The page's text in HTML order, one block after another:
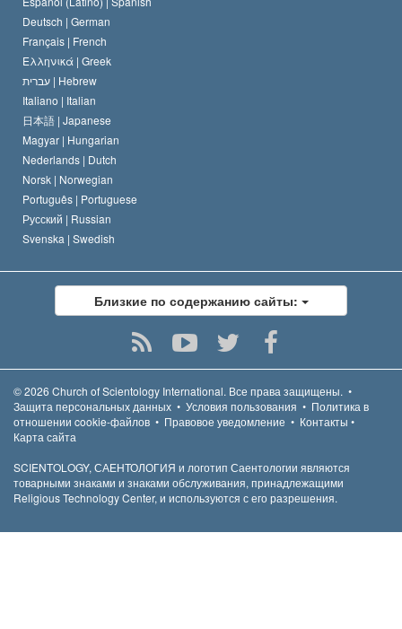
Deutsch | German
Français | French
Ελληνικά | Greek
עברית | Hebrew
Italiano | Italian
日本語 | Japanese
Magyar | Hungarian
Nederlands | Dutch
Norsk | Norwegian
Português | Portuguese
Русский | Russian
Svenska | Swedish
Близкие по содержанию сайты:
© 2026 Church of Scientology International. Все права защищены. •
Защита персональных данных • Условия пользования • Политика в
отношении cookie-файлов • Правовое уведомление • Контакты •
Карта сайта
SCIENTOLOGY, САЕНТОЛОГИЯ и логотип Саентологии являются
товарными знаками и знаками обслуживания, принадлежащими
Religious Technology Center, и используются с его разрешения.